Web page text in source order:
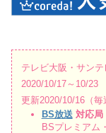
テレビ大阪・サン
2020/10/17～10/23
更新2020/10/16（毎
BS放送 対応局
BSプレミアム